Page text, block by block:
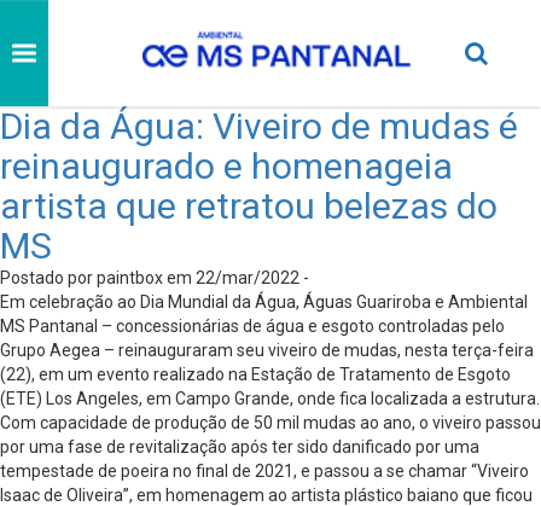
Dia da Água: Viveiro de mudas é
reinaugurado e homenageia
artista que retratou belezas do
MS
Postado por paintbox em 22/mar/2022 -
Em celebração ao Dia Mundial da Água, Águas Guariroba e Ambiental
MS Pantanal – concessionárias de água e esgoto controladas pelo
Grupo Aegea – reinauguraram seu viveiro de mudas, nesta terça-feira
(22), em um evento realizado na Estação de Tratamento de Esgoto
(ETE) Los Angeles, em Campo Grande, onde fica localizada a estrutura.
Com capacidade de produção de 50 mil mudas ao ano, o viveiro passou
por uma fase de revitalização após ter sido danificado por uma
tempestade de poeira no final de 2021, e passou a se chamar “Viveiro
Isaac de Oliveira”, em homenagem ao artista plástico baiano que ficou